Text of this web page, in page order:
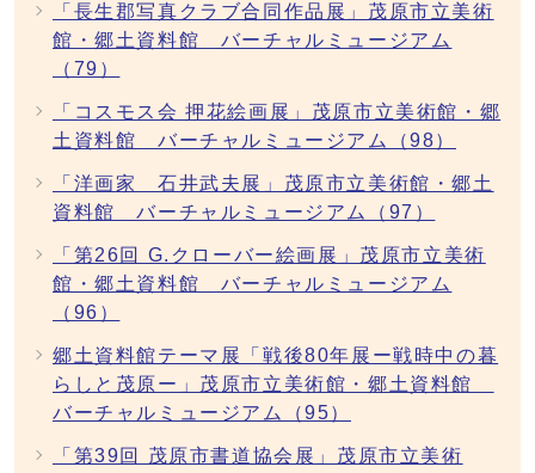
「長生郡写真クラブ合同作品展」茂原市立美術
館・郷土資料館 バーチャルミュージアム
（79）
「コスモス会 押花絵画展」茂原市立美術館・郷
土資料館 バーチャルミュージアム（98）
「洋画家 石井武夫展」茂原市立美術館・郷土
資料館 バーチャルミュージアム（97）
「第26回 G.クローバー絵画展」茂原市立美術
館・郷土資料館 バーチャルミュージアム
（96）
郷土資料館テーマ展「戦後80年展ー戦時中の暮
らしと茂原ー」茂原市立美術館・郷土資料館
バーチャルミュージアム（95）
「第39回 茂原市書道協会展」茂原市立美術